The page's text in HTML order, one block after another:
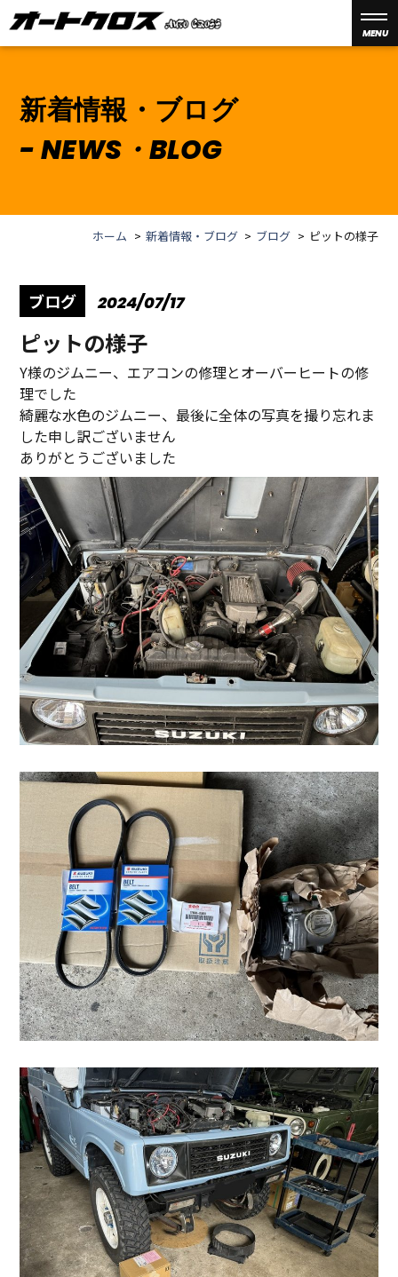
MENU
新着情報・ブログ
NEWS・BLOG
ホーム 新着情報・ブログ ブログ ピットの様子
ブログ 2024/07/17
ピットの様子
Y様のジムニー、エアコンの修理とオーバーヒートの修
理でした
綺麗な水色のジムニー、最後に全体の写真を撮り忘れま
した申し訳ございません
ありがとうございました